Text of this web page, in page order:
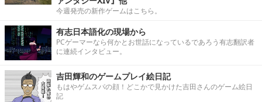
今週発売の新作ゲームはこちら。
有志日本語化の現場から
PCゲーマーなら何かとお世話になっているであろう有志翻訳者
に連続インタビュー。
吉田輝和のゲームプレイ絵日記
もはやゲムスパの顔！どこかで見かけた吉田さんのゲーム絵日
記